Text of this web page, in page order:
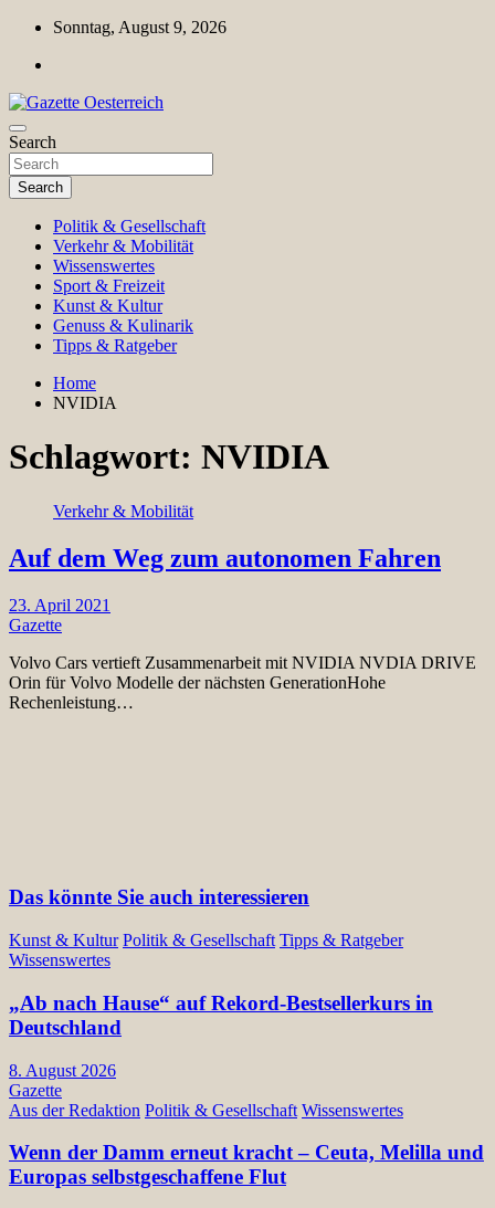
Skip
content
Sonntag, August 9, 2026
Gazette Oesterreich
Magazin für Freizeit, Politik, Kultur & Wissenschaft
Search
Search
Politik & Gesellschaft
Verkehr & Mobilität
Wissenswertes
Sport & Freizeit
Kunst & Kultur
Genuss & Kulinarik
Tipps & Ratgeber
Home
NVIDIA
Schlagwort: NVIDIA
Verkehr & Mobilität
Auf dem Weg zum autonomen Fahren
23. April 2021
Gazette
Volvo Cars vertieft Zusammenarbeit mit NVIDIA NVDIA DRIVE
Orin für Volvo Modelle der nächsten GenerationHohe
Rechenleistung…
Das könnte Sie auch interessieren
Kunst & Kultur Politik & Gesellschaft Tipps & Ratgeber
Wissenswertes
„Ab nach Hause“ auf Rekord-Bestsellerkurs in
Deutschland
8. August 2026
Gazette
Aus der Redaktion Politik & Gesellschaft Wissenswertes
Wenn der Damm erneut kracht – Ceuta, Melilla und
Europas selbstgeschaffene Flut